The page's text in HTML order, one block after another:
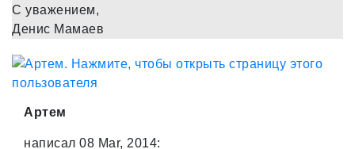
С уважением,
Денис Мамаев
Артем
написал 08 Mar, 2014: